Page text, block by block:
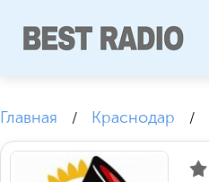
Главная / Краснодар /